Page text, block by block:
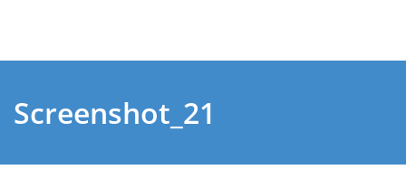
Screenshot_21